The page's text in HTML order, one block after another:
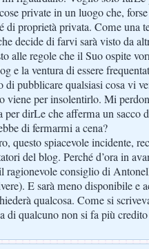
private in un luogo che,
di proprietà privata. Come una
decide di farvi sarà visto da
alle regole che il Suo ospite
e la ventura di essere
di pubblicare qualsiasi cosa vi
viene per insolentirlo. Mi
per dirLe che afferma un sacco
di fermarmi a cena?
questo spiacevole incidente,
del blog. Perché d’ora in
ragionevole consiglio di
E sarà meno disponibile e
qualcosa. Come si
di qualcuno non si fa più credito